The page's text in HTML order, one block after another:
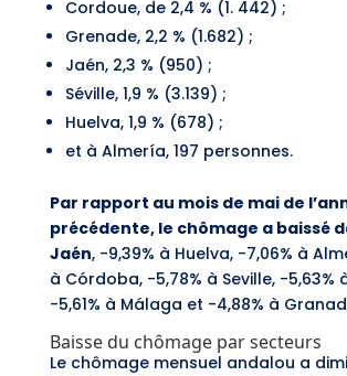
Cordoue, de 2,4 % (1. 442) ;
Grenade, 2,2 % (1.682) ;
Jaén, 2,3 % (950) ;
Séville, 1,9 % (3.139) ;
Huelva, 1,9 % (678) ;
et à Almería, 197 personnes.
Par rapport au mois de mai de
précédente, le chômage a baissé
Jaén, -9,39% à Huelva, -7,06% à
à Córdoba, -5,78% à Seville, -5,63%
-5,61% à Málaga et -4,88% à
Baisse du chômage par secteurs
Le chômage mensuel andalou a